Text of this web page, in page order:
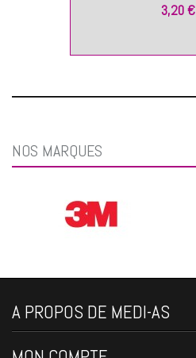
3,20 €
NOS MARQUES
A PROPOS DE MEDI-AS